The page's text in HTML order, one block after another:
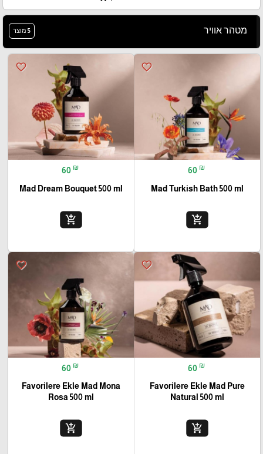
מטהר אוויר 5 מוצר
favorite_border
60 ₪
Mad Turkish Bath 500 ml
add_shopping_cart
favorite_border
60 ₪
Mad Dream Bouquet 500 ml
add_shopping_cart
favorite_border
60 ₪
Favorilere Ekle Mad Pure
Natural 500 ml
add_shopping_cart
favorite_border
60 ₪
Favorilere Ekle Mad Mona
Rosa 500 ml
add_shopping_cart